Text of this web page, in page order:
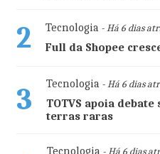
2 Tecnologia- Há 6 dias
Full da Shopee
3 Tecnologia- Há 6 dias
TOTVS apoia
terras raras
Tecnologia